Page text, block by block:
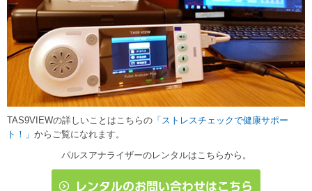
TAS9VIEWの詳しいことはこちらの 「ストレスチェックで健康サポー
ト！」 からご覧になれます。
パルスアナライザーのレンタルはこちらから。